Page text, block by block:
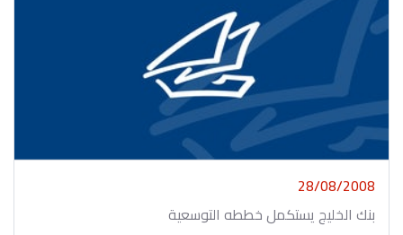
28/08/2008
بنك الخليج يستكمل خططه التوسعية